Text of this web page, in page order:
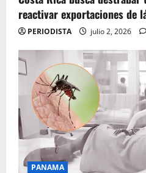
reactivar exportaciones de
PERIODISTA julio 2, 2026
PANAMA